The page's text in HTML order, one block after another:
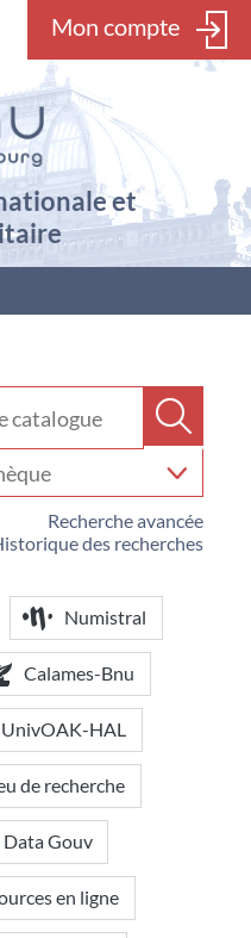
Mon compte
et
Recherche avancée
des recherches
Numistral
Calames-Bnu
UnivOAK-HAL
de recherche
Data Gouv
en ligne